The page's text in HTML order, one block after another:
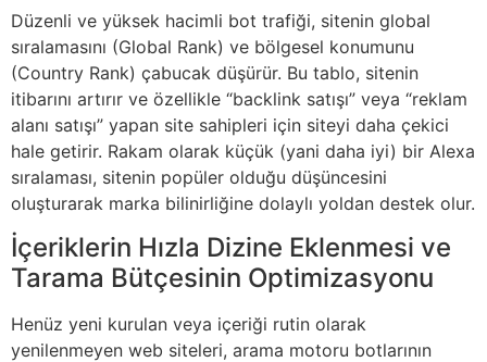
Düzenli ve yüksek hacimli bot trafiği, sitenin global
sıralamasını (Global Rank) ve bölgesel konumunu
(Country Rank) çabucak düşürür. Bu tablo, sitenin
itibarını artırır ve özellikle “backlink satışı” veya “reklam
alanı satışı” yapan site sahipleri için siteyi daha çekici
hale getirir. Rakam olarak küçük (yani daha iyi) bir Alexa
sıralaması, sitenin popüler olduğu düşüncesini
oluşturarak marka bilinirliğine dolaylı yoldan destek olur.
İçeriklerin Hızla Dizine Eklenmesi ve
Tarama Bütçesinin Optimizasyonu
Henüz yeni kurulan veya içeriği rutin olarak
yenilenmeyen web siteleri, arama motoru botlarının